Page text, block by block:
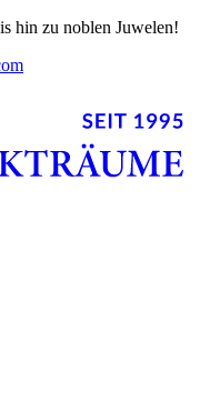
hin zu noblen Juwelen!